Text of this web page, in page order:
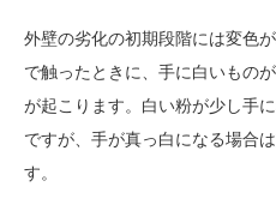
外壁の劣化の初期段階には変色
で触ったときに、手に白いもの
が起こります。白い粉が少し手
ですが、手が真っ白になる場合
す。